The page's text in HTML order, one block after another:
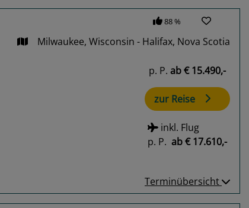
88 %
Milwaukee, Wisconsin - Halifax, Nova Scotia
p. P. ab€ 15.490,-
zur Reise
inkl. Flug
p. P. ab€ 17.610,-
Terminübersicht